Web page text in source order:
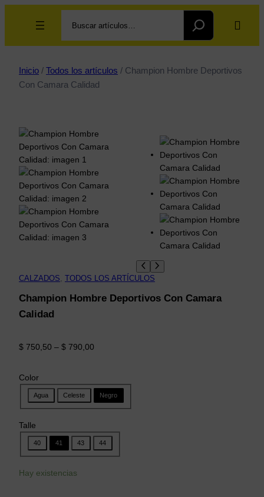
Inicio / Todos los artículos / Champion Hombre Deportivos
Con Camara Calidad
CALZADOS, TODOS LOS ARTÍCULOS
Champion Hombre Deportivos Con Camara
Calidad
$ 750,50 – $ 790,00
g
d
p
r
Color
Agua Celeste Negro
Talle
40 41 43 44
Hay existencias